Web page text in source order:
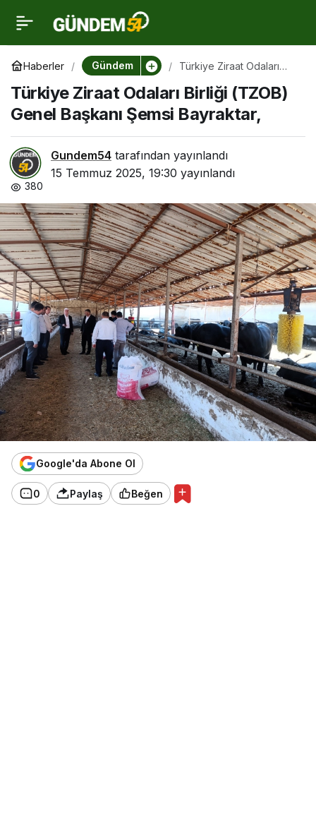
Haberler Gündem
Türkiye Ziraat Odaları
Başkanı Şemsi Bayraktar,
Türkiye Ziraat Odaları Birliği (TZOB)
Genel Başkanı Şemsi Bayraktar,
Gundem54 tarafından yayınlandı
15 Temmuz 2025, 19:30 yayınlandı
380
Google'da Abone Ol
0 Paylaş Beğen
Türkiye Ziraat Odaları
Birliği (TZOB) Genel
Başkanı Şemsi
Bayraktar,